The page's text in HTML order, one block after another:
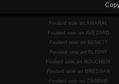
Foulard soie art AMARAL
Foulard soie art AVEZARD
Foulard soie art BENETT
Foulard soie art BLIGNY
Foulard soie art BOUCHEIX
Foulard soie art BRESSAN
Foulard soie art CADENE